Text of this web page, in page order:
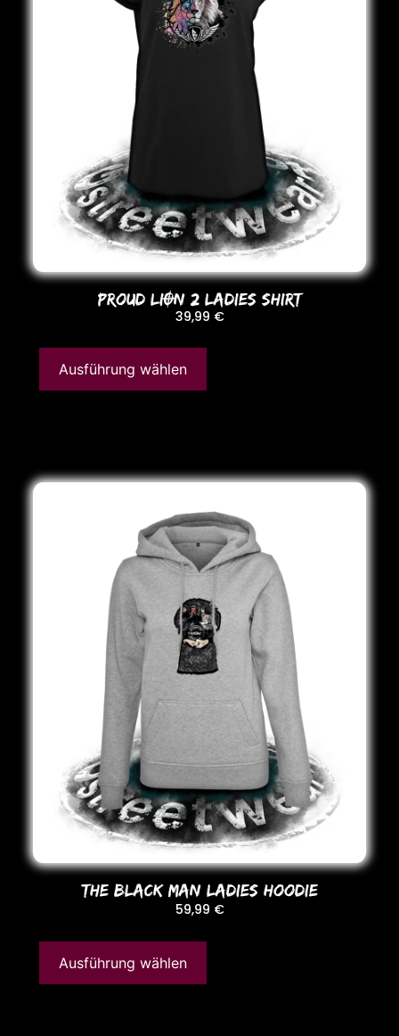
PRoUD LION 2 LADIES SHIRT
39,99 €
Ausführung wählen
THE BLACK MAN LADIES HooDIE
59,99 €
Ausführung wählen